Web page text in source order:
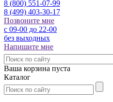
8 (800) 551-07-99
8 (499) 403-30-17
Позвоните мне
с 09-00 до 22-00
без выходных
Напишите мне
Ваша корзина пуста
Каталог